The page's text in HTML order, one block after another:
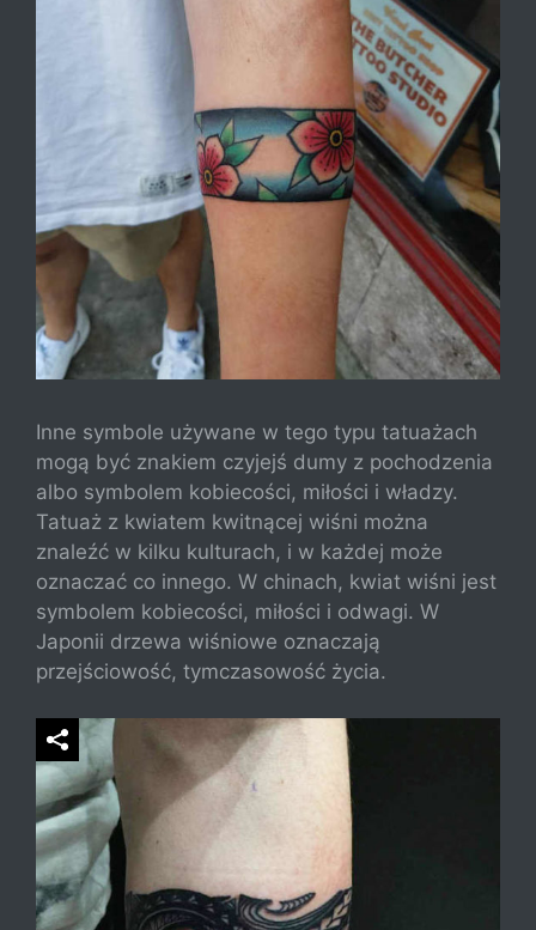
Inne symbole używane w tego typu tatuażach
mogą być znakiem czyjejś dumy z pochodzenia
albo symbolem kobiecości, miłości i władzy.
Tatuaż z kwiatem kwitnącej wiśni można
znaleźć w kilku kulturach, i w każdej może
oznaczać co innego. W chinach, kwiat wiśni jest
symbolem kobiecości, miłości i odwagi. W
Japonii drzewa wiśniowe oznaczają
przejściowość, tymczasowość życia.